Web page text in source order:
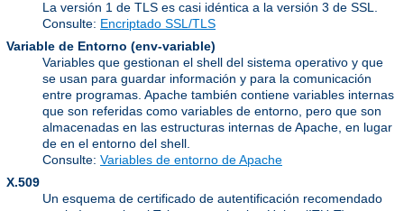
La versión 1 de TLS es casi idéntica a la versión 3 de SSL.
Consulte: Encriptado SSL/TLS
Variable de Entorno (env-variable)
Variables que gestionan el shell del sistema operativo y que
se usan para guardar información y para la comunicación
entre programas. Apache también contiene variables internas
que son referidas como variables de entorno, pero que son
almacenadas en las estructuras internas de Apache, en lugar
de en el entorno del shell.
Consulte: Variables de entorno de Apache
X.509
Un esquema de certificado de autentificación recomendado